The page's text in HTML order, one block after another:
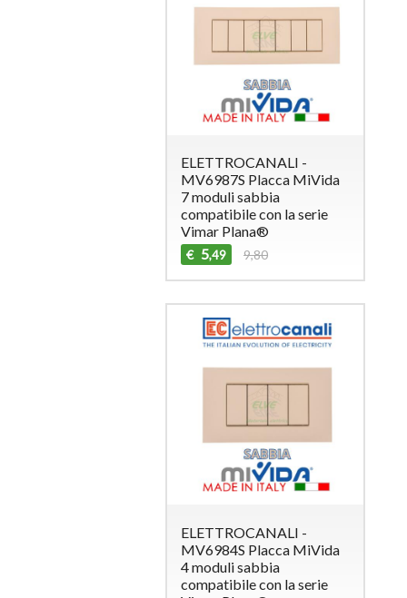
ELETTROCANALI -
MV6987S Placca MiVida
7 moduli sabbia
compatibile con la serie
Vimar Plana®
€ 5,49 9,80
ELETTROCANALI -
MV6984S Placca MiVida
4 moduli sabbia
compatibile con la serie